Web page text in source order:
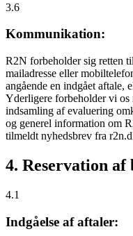
3.6
Kommunikation:
R2N forbeholder sig retten
mailadresse eller
angående en indgået
Yderligere forbeholder vi
indsamling af evaluering
og generel information om
tilmeldt nyhedsbrev fra
4. Reservation af
4.1
Indgåelse af aftaler: